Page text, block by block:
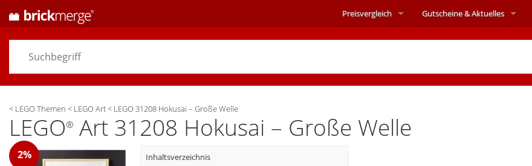
< LEGO Themen < LEGO Art< LEGO 31208 Hokusai – Große Welle
LEGO® Art 31208 Hokusai – Große Welle
2%
Inhaltsverzeichnis
Preisvergleich Gutscheine &Aktuelles